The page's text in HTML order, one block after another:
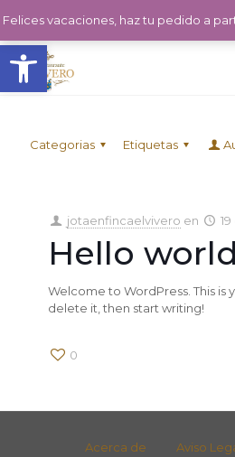
Abrir barra de herramientas
Categorias Etiquetas
jotaenfincaelvivero en
Hello
Welcome to WordPress. This is
delete it, then start writing!
0
Acerca de Aviso
Felices vacaciones, haz tu pedido a